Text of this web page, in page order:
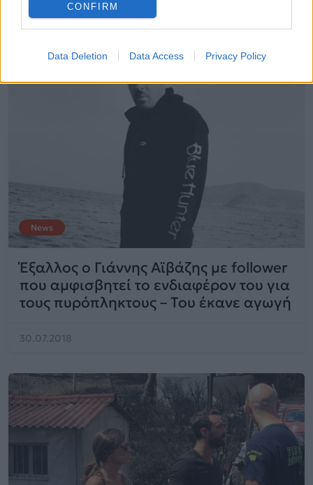
CONFIRM
Data Deletion Data Access Privacy Policy
News
Έξαλλος ο Γιάννης Αϊβάζης με follower
που αμφισβητεί το ενδιαφέρον του για
τους πυρόπληκτους – Του έκανε αγωγή
30.07.2018